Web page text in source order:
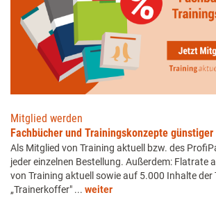
Mitglied werden
Fachbücher und Trainingskonzepte günstiger
Als Mitglied von Training aktuell bzw. des
jeder einzelnen Bestellung. Außerdem: Flatrate
von Training aktuell sowie auf 5.000 Inhalte der
„Trainerkoffer" ... weiter